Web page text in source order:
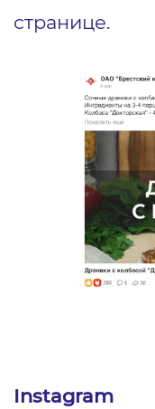
странице.
Instagram